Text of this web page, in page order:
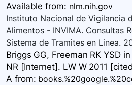
Available from: nlm.nih.gov
Instituto Nacional de Vigilancia
Alimentos - INVIMA. Consultas
Sistema de Tramites en Linea.
Briggs GG, Freeman RK YSD
NR [Internet]. LW W 2011
A from: